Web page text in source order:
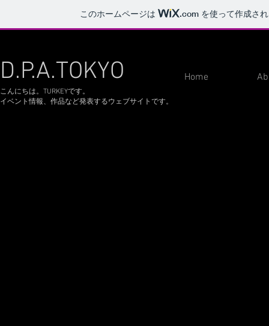
このホームページは .com を使って作成さ
D.P.A.TOKYO Home
こんにちは。TURKEYです。
イベント情報、作品など発表するウェブサイトです。